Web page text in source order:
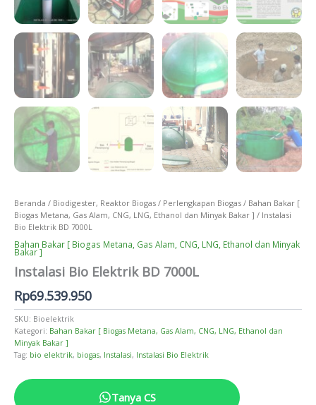
Beranda / Biodigester, Reaktor Biogas / Perlengkapan Biogas / Bahan Bakar [
Biogas Metana, Gas Alam, CNG, LNG, Ethanol dan Minyak Bakar ] / Instalasi
Bio Elektrik BD 7000L
Bahan Bakar [ Biogas Metana, Gas Alam, CNG, LNG, Ethanol dan Minyak
Bakar ]
Instalasi Bio Elektrik BD 7000L
Rp69.539.950
SKU: Bioelektrik
Kategori: Bahan Bakar [ Biogas Metana, Gas Alam, CNG, LNG, Ethanol dan
Minyak Bakar ]
Tag: bio elektrik, biogas, Instalasi, Instalasi Bio Elektrik
Tanya CS